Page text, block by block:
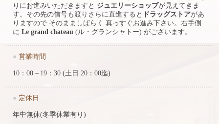
りにお進みいただきますと ジュエリーショップが見えてきま
す。その先の信号も渡りさらに直進すると ドラッグストアがあ
りますので そのまましばらく 真っすぐお進み下さい。右手側
に Le grand chateau (ル・グランシャトー) がございます。
● 営業時間
10：00～19：30 (土日 20：00迄)
● 定休日
年中無休(冬季休業有り)